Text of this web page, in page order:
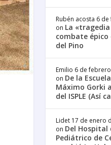
Rubén acosta 6
on La
combate
del Pino
Emilio 6 de
on De la
Máximo Gorki
del ISPLE (Así
Lidet 17 de enero
on Del Hospital
Pediátrico de